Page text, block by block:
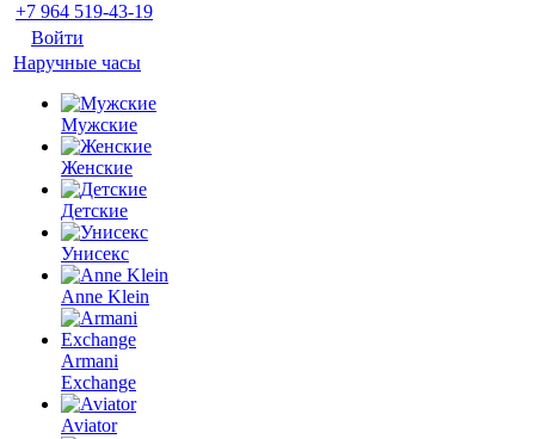
+7 964 519-43-19
Войти
Наручные часы
Мужские
Женские
Детские
Унисекс
Anne Klein
Armani
Exchange
Aviator